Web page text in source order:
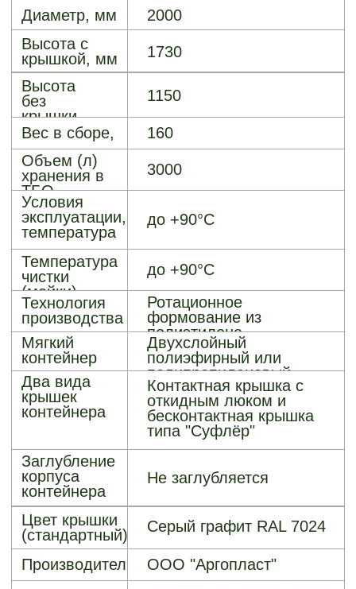
Заглубление
контейнера
Цвет крышки
(стандартный)
Серый графит RAL 7024
Производитель ООО "Аргопласт"
Опции
пожаротушение
Облицовка: дерево / ДПК
Цвет контейнера под
Шторка люка типа
Гарантия
Оформить заказ
контейнера, траверс -
10 лет
Мягкий контейнер из
полиэфира - 3 года
Мягкий контейнер из
полипропилена - 1 год
Срок службы - не менее
15 лет
ДОПОЛНИТЕЛЬНЫЕ
ОПЦИИ
Модуль
порошкового
пожаротушения